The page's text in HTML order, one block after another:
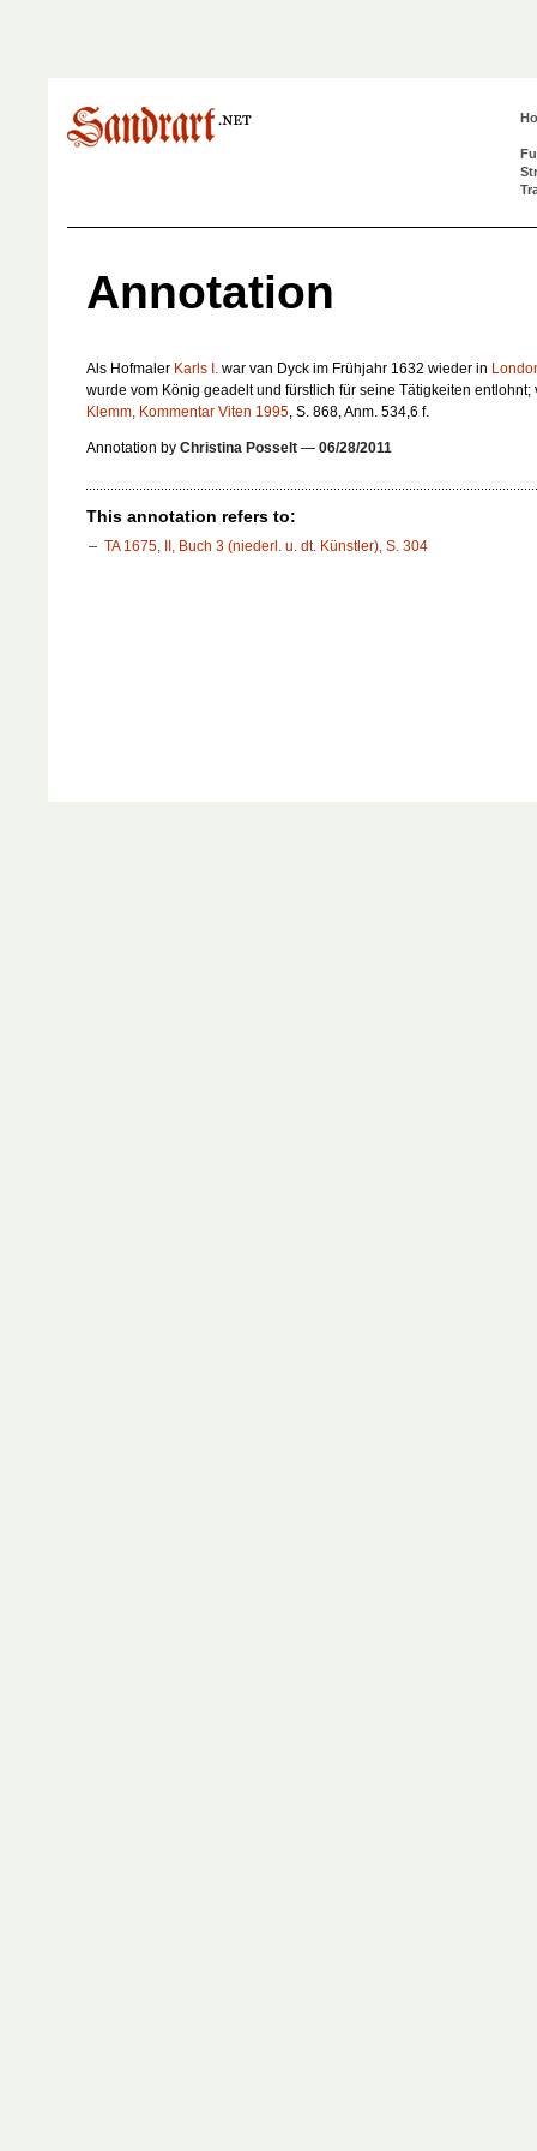
Annotation
Als Hofmaler Karls I. war van Dyck im Frühjahr 1632 wieder in
wurde vom König geadelt und fürstlich für seine Tätigkeiten entlohnt;
Klemm, Kommentar Viten 1995, S. 868, Anm. 534,6 f.
Annotation by Christina Posselt — 06/28/2011
This annotation refers to:
TA 1675, II, Buch 3 (niederl. u. dt. Künstler), S. 304